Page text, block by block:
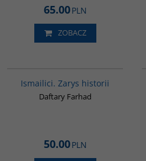
65.00PLN
ZOBACZ
Ismailici. Zarys historii
Daftary Farhad
50.00PLN